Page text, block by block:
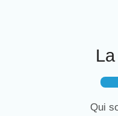
Qui